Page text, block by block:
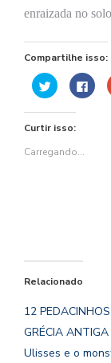
enraizada no
Compartilhe isso:
Clique
para
compartilhar
no
em
janela)
para
Curtir isso:
Carregando...
Relacionado
12
GRÉCIA
Ulisses e o